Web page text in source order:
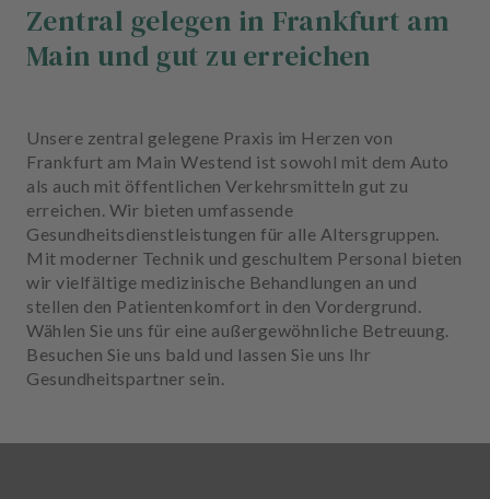
Zentral gelegen in Frankfurt am
Main und gut zu erreichen
Unsere zentral gelegene Praxis im Herzen von
Frankfurt am Main Westend ist sowohl mit dem Auto
als auch mit öffentlichen Verkehrsmitteln gut zu
erreichen. Wir bieten umfassende
Gesundheitsdienstleistungen für alle Altersgruppen.
Mit moderner Technik und geschultem Personal bieten
wir vielfältige medizinische Behandlungen an und
stellen den Patientenkomfort in den Vordergrund.
Wählen Sie uns für eine außergewöhnliche Betreuung.
Besuchen Sie uns bald und lassen Sie uns Ihr
Gesundheitspartner sein.